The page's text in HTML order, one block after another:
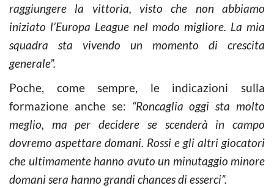
raggiungere la vittoria, visto che non abbiamo
iniziato l’Europa League nel modo migliore. La mia
squadra sta vivendo un momento di crescita
generale”.
Poche, come sempre, le indicazioni sulla
formazione anche se: “Roncaglia oggi sta molto
meglio, ma per decidere se scenderà in campo
dovremo aspettare domani. Rossi e gli altri giocatori
che ultimamente hanno avuto un minutaggio minore
domani sera hanno grandi chances di esserci”.